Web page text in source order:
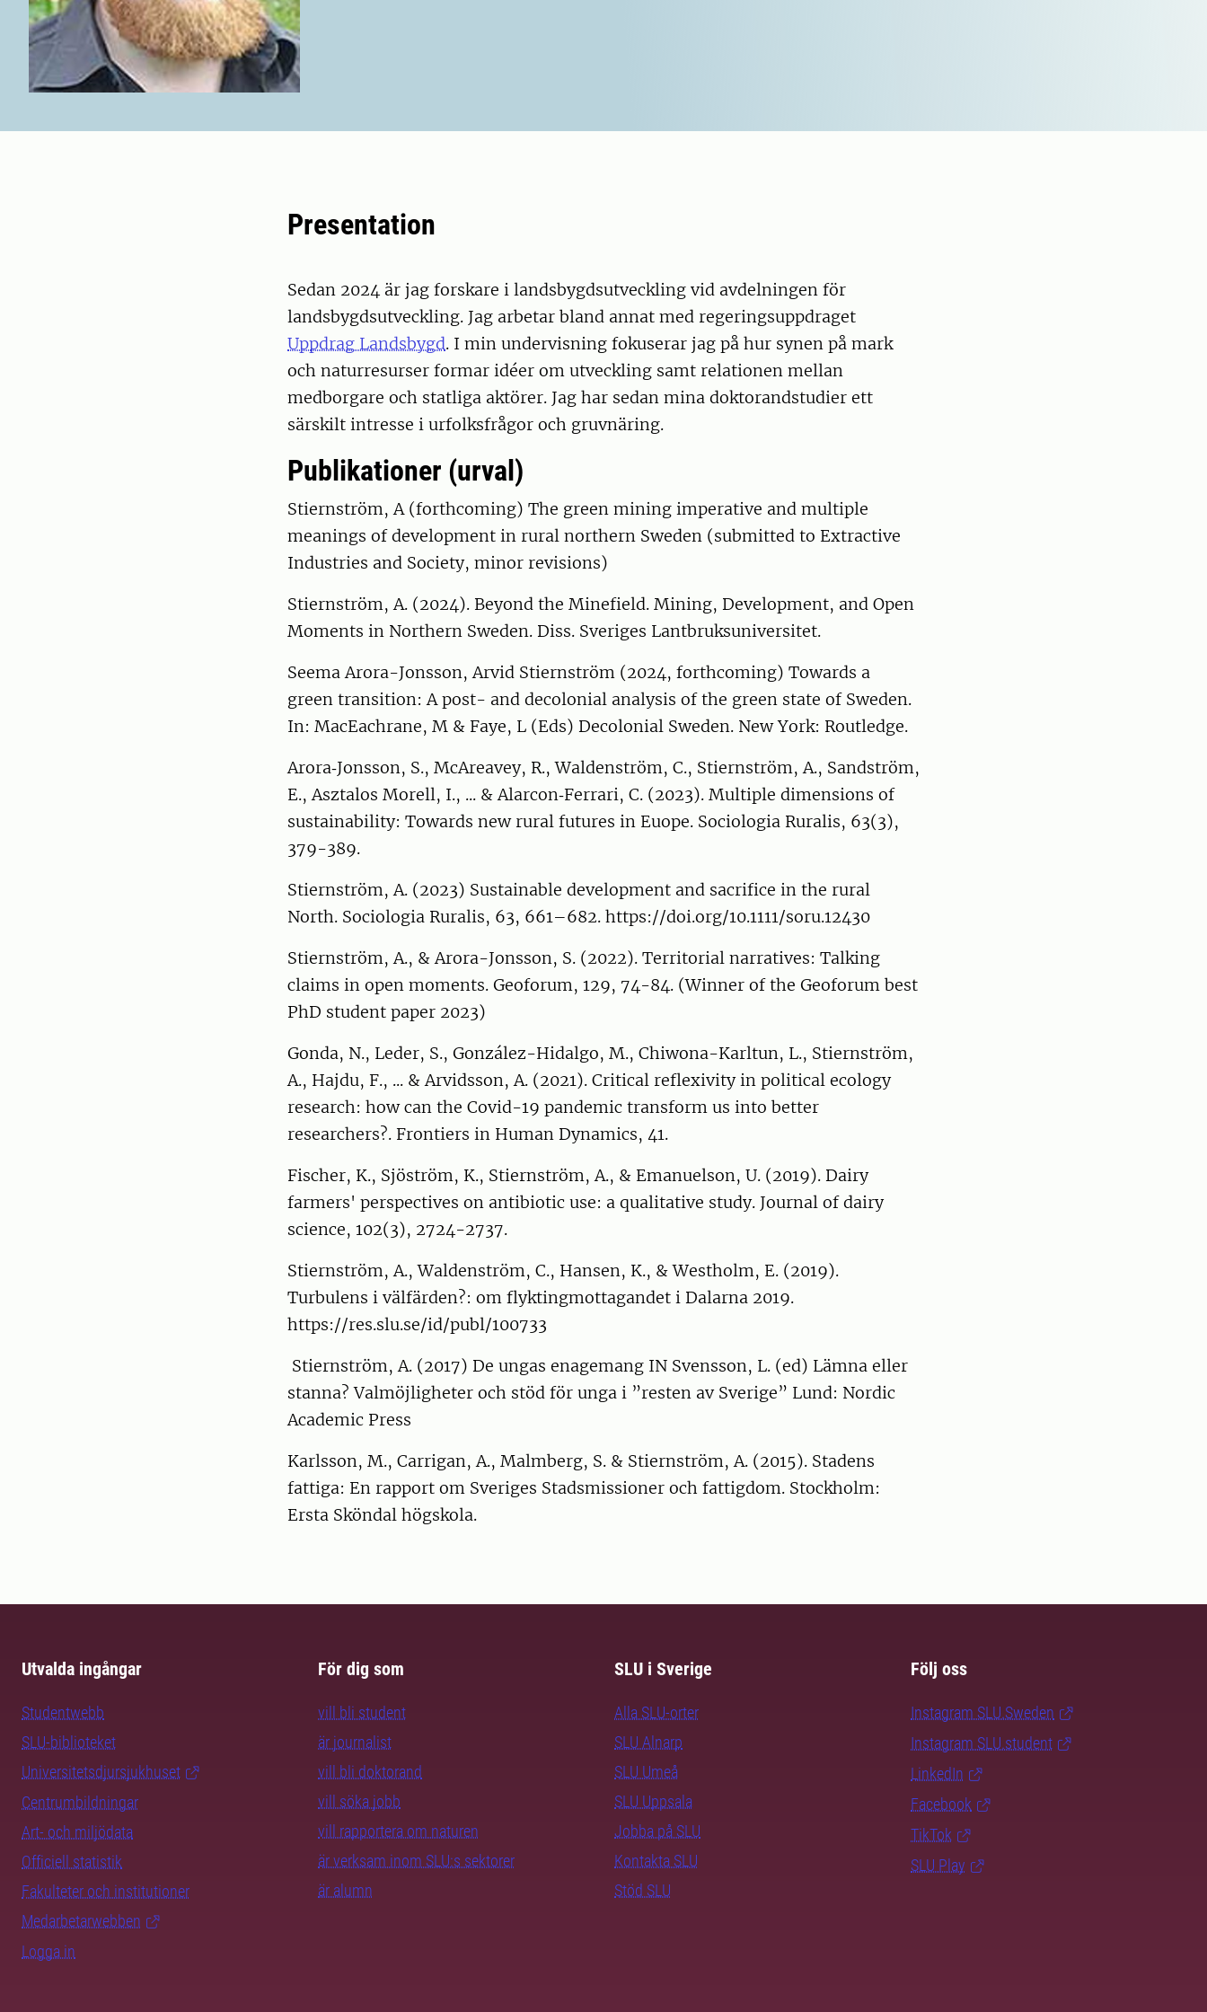
Presentation
Sedan 2024 är jag forskare i landsbygdsutveckling vid avdelningen för
landsbygdsutveckling. Jag arbetar bland annat med regeringsuppdraget
Uppdrag Landsbygd. I min undervisning fokuserar jag på hur synen på mark
och naturresurser formar idéer om utveckling samt relationen mellan
medborgare och statliga aktörer. Jag har sedan mina doktorandstudier ett
särskilt intresse i urfolksfrågor och gruvnäring.
Publikationer (urval)
Stiernström, A (forthcoming) The green mining imperative and multiple
meanings of development in rural northern Sweden (submitted to Extractive
Industries and Society, minor revisions)
Stiernström, A. (2024). Beyond the Minefield. Mining, Development, and Open
Moments in Northern Sweden. Diss. Sveriges Lantbruksuniversitet.
Seema Arora-Jonsson, Arvid Stiernström (2024, forthcoming) Towards a
green transition: A post- and decolonial analysis of the green state of Sweden.
In: MacEachrane, M & Faye, L (Eds) Decolonial Sweden. New York: Routledge.
Arora‐Jonsson, S., McAreavey, R., Waldenström, C., Stiernström, A., Sandström,
E., Asztalos Morell, I., ... & Alarcon‐Ferrari, C. (2023). Multiple dimensions of
sustainability: Towards new rural futures in Euope. Sociologia Ruralis, 63(3),
379-389.
Stiernström, A. (2023) Sustainable development and sacrifice in the rural
North. Sociologia Ruralis, 63, 661–682. https://doi.org/10.1111/soru.12430
Stiernström, A., & Arora-Jonsson, S. (2022). Territorial narratives: Talking
claims in open moments. Geoforum, 129, 74-84. (Winner of the Geoforum best
PhD student paper 2023)
Gonda, N., Leder, S., González-Hidalgo, M., Chiwona-Karltun, L., Stiernström,
A., Hajdu, F., ... & Arvidsson, A. (2021). Critical reflexivity in political ecology
research: how can the Covid-19 pandemic transform us into better
researchers?. Frontiers in Human Dynamics, 41.
Fischer, K., Sjöström, K., Stiernström, A., & Emanuelson, U. (2019). Dairy
farmers' perspectives on antibiotic use: a qualitative study. Journal of dairy
science, 102(3), 2724-2737.
Stiernström, A., Waldenström, C., Hansen, K., & Westholm, E. (2019).
Turbulens i välfärden?: om flyktingmottagandet i Dalarna 2019.
https://res.slu.se/id/publ/100733
Stiernström, A. (2017) De ungas enagemang IN Svensson, L. (ed) Lämna eller
stanna? Valmöjligheter och stöd för unga i ”resten av Sverige” Lund: Nordic
Academic Press
Karlsson, M., Carrigan, A., Malmberg, S. & Stiernström, A. (2015). Stadens
fattiga: En rapport om Sveriges Stadsmissioner och fattigdom. Stockholm:
Ersta Sköndal högskola.
Utvalda ingångar
Studentwebb
SLU-biblioteket
Universitetsdjursjukhuset
Centrumbildningar
Art- och miljödata
Officiell statistik
Fakulteter och institutioner
Medarbetarwebben
Logga in
För dig som
vill bli student
är journalist
vill bli doktorand
vill söka jobb
vill rapportera om naturen
är verksam inom SLU:s sektorer
är alumn
SLU i Sverige
Alla SLU-orter
SLU Alnarp
SLU Umeå
SLU Uppsala
Jobba på SLU
Kontakta SLU
Stöd SLU
Följ oss
Instagram SLU.Sweden
Instagram SLU.student
LinkedIn
Facebook
TikTok
SLU Play